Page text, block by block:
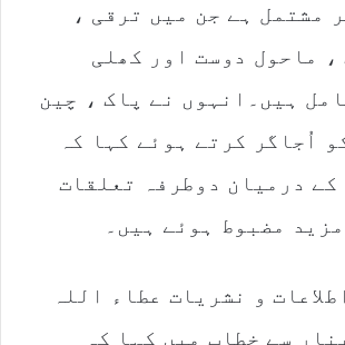
مشتمل ہے جن میں ترقی ،
، ماحول دوست اور کھلی
ہیں۔انہوں نے پاک ، چین
اُجاگر کرتے ہوئے کہا کہ
کے درمیان دوطرفہ تعلقات
مضبوط ہوئے ہیں۔
و نشریات عطاء اللہ
سے خطاب میں کہا کہ